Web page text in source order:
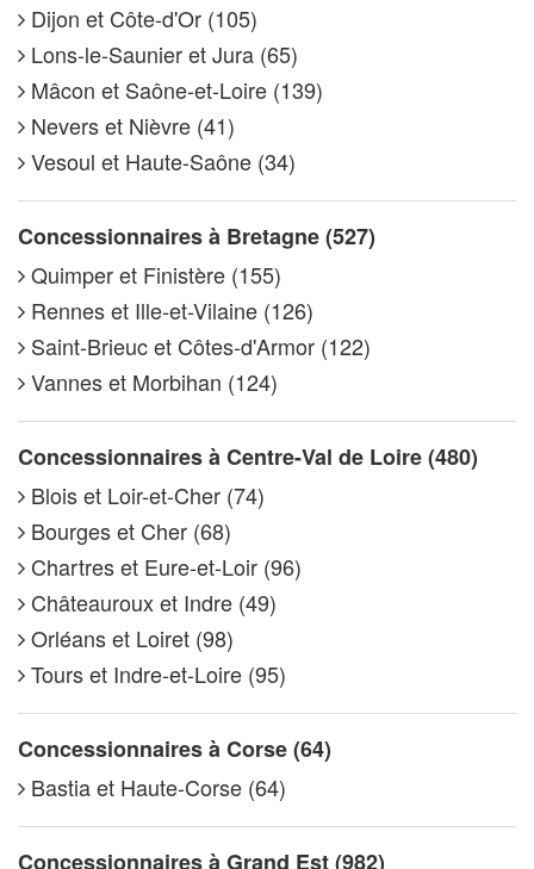
Dijon et Côte-d'Or (105)
Lons-le-Saunier et Jura (65)
Mâcon et Saône-et-Loire (139)
Nevers et Nièvre (41)
Vesoul et Haute-Saône (34)
Concessionnaires à Bretagne (527)
Quimper et Finistère (155)
Rennes et Ille-et-Vilaine (126)
Saint-Brieuc et Côtes-d'Armor (122)
Vannes et Morbihan (124)
Concessionnaires à Centre-Val de Loire (480)
Blois et Loir-et-Cher (74)
Bourges et Cher (68)
Chartres et Eure-et-Loir (96)
Châteauroux et Indre (49)
Orléans et Loiret (98)
Tours et Indre-et-Loire (95)
Concessionnaires à Corse (64)
Bastia et Haute-Corse (64)
Concessionnaires à Grand Est (982)